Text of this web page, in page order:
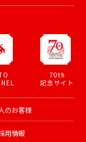
70th
記念サイト
のお客様
用情報